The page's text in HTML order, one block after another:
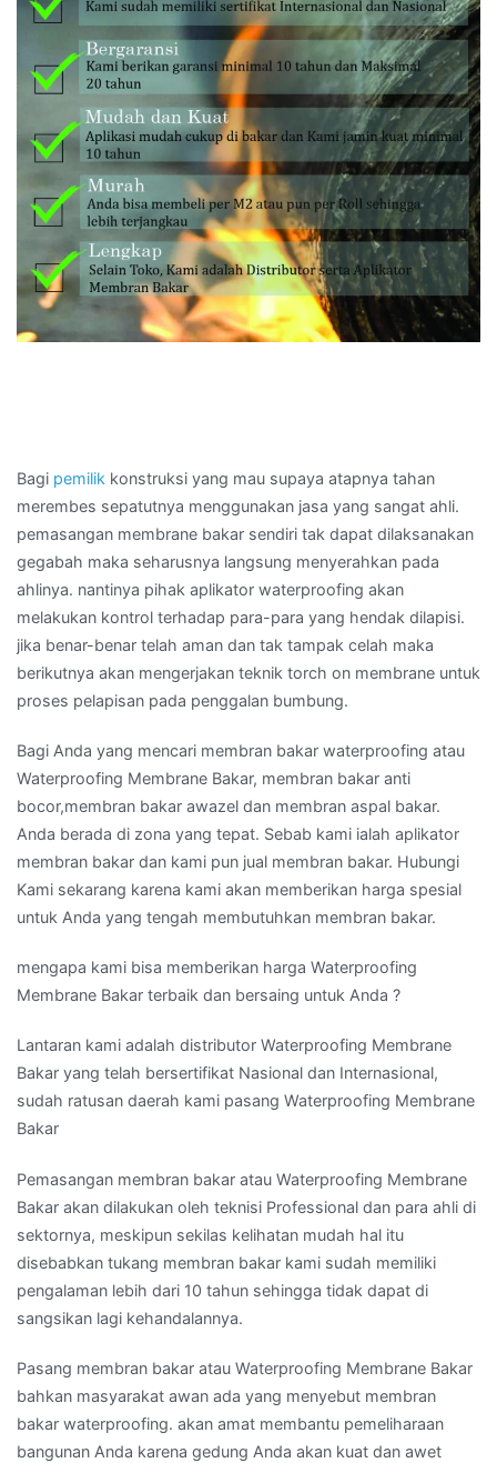
Bagi pemilik konstruksi yang mau supaya atapnya tahan
merembes sepatutnya menggunakan jasa yang sangat ahli.
pemasangan membrane bakar sendiri tak dapat dilaksanakan
gegabah maka seharusnya langsung menyerahkan pada
ahlinya. nantinya pihak aplikator waterproofing akan
melakukan kontrol terhadap para-para yang hendak dilapisi.
jika benar-benar telah aman dan tak tampak celah maka
berikutnya akan mengerjakan teknik torch on membrane untuk
proses pelapisan pada penggalan bumbung.
Bagi Anda yang mencari membran bakar waterproofing atau
Waterproofing Membrane Bakar, membran bakar anti
bocor,membran bakar awazel dan membran aspal bakar.
Anda berada di zona yang tepat. Sebab kami ialah aplikator
membran bakar dan kami pun jual membran bakar. Hubungi
Kami sekarang karena kami akan memberikan harga spesial
untuk Anda yang tengah membutuhkan membran bakar.
mengapa kami bisa memberikan harga Waterproofing
Membrane Bakar terbaik dan bersaing untuk Anda ?
Lantaran kami adalah distributor Waterproofing Membrane
Bakar yang telah bersertifikat Nasional dan Internasional,
sudah ratusan daerah kami pasang Waterproofing Membrane
Bakar
Pemasangan membran bakar atau Waterproofing Membrane
Bakar akan dilakukan oleh teknisi Professional dan para ahli di
sektornya, meskipun sekilas kelihatan mudah hal itu
disebabkan tukang membran bakar kami sudah memiliki
pengalaman lebih dari 10 tahun sehingga tidak dapat di
sangsikan lagi kehandalannya.
Pasang membran bakar atau Waterproofing Membrane Bakar
bahkan masyarakat awan ada yang menyebut membran
bakar waterproofing. akan amat membantu pemeliharaan
bangunan Anda karena gedung Anda akan kuat dan awet